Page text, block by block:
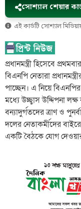
সোশ্যাল শেয়ার
এই কার্ডটি সোশ্যাল
প্রধানমন্ত্রী হিসেবে
বিএনপি নেতারা
পাচ্ছেন। এ নিয়ে বিএনপির
মধ্যে উচ্ছ্বাস উদ্দিপনা
বন্যাদুর্গতদের ত্রাণ ও
দলের নেতাকর্মীদের
একটি বৈঠকে যোগ